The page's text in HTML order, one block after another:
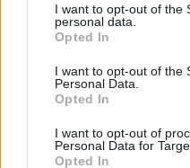
I want to opt-out of the
personal data.
Opted In
I want to opt-out of the
Personal Data.
Opted In
I want to opt-out of
Personal Data for
Opted In
Sütibeállítások
Médiatér